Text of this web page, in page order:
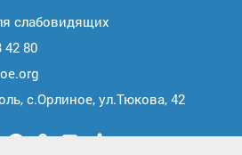
слабовидящих
42 80
с.Орлиное, ул.Тюкова, 42
МыМыМыМы